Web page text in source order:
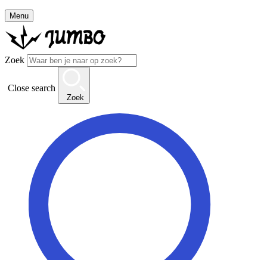
Menu
Zoek
Close search
Zoek